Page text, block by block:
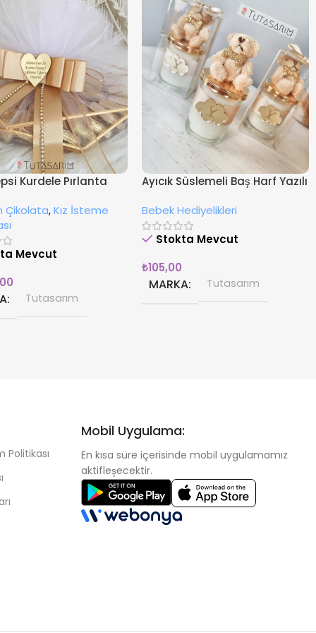
Kurdele Pırlanta
Çikolata,Kız İsteme
Mevcut
Tutasarım
Ayıcık Süslemeli Baş Harf Yazılı
Bebek Hediyelikleri
Stokta Mevcut
₺105,00
MARKA Tutasarım
Politikası
Mobil Uygulama:
En kısa süre içerisinde mobil uygulamamız
aktifleşecektir.